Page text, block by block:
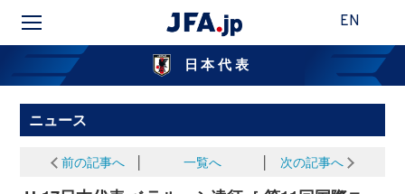
EN
日本代表
ニュース
前の記事へ 一覧へ 次の記事へ